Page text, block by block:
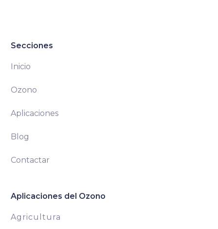
Secciones
Inicio
Ozono
Aplicaciones
Blog
Contactar
Aplicaciones del Ozono
Agricultura